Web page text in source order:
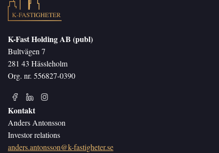
K-Fast Holding AB (publ)
Bultvägen 7
281 43 Hässleholm
Org. nr. 556827-0390
Kontakt
Anders Antonsson
Investor relations
anders.antonsson@k-fastigheter.se